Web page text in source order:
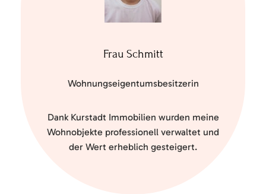
Frau Schmitt
Wohnungseigentumsbesitzerin
Dank Kurstadt Immobilien wurden meine
Wohnobjekte professionell verwaltet und
der Wert erheblich gesteigert.